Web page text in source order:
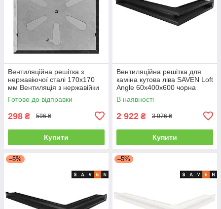
Вентиляційна решітка з
нержавіючої сталі 170x170
мм Вентиляція з нержавійки
для печі
Готово до відправки
298 ₴ 596 ₴
Купити
Вентиляційна решітка для
каміна кутова ліва SAVEN Loft
Angle 60х400х600 чорна
В наявності
2 922 ₴ 3 076 ₴
Купити
–5% –5%